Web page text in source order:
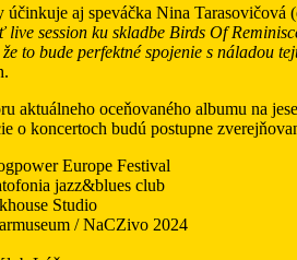
aj speváčka Nina
live session ku skladbe Birds Of
to bude perfektné spojenie s náladou
aktuálneho oceňovaného albumu na
o koncertoch budú postupne
Europe Festival
jazz&blues club
Studio
/ NaCZivo 2024